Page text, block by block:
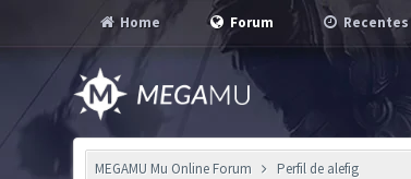
Home Forum Recentes
MEGAMU Mu Online Forum Perfil de alefig